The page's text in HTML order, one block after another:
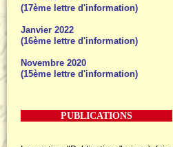
(17ème lettre d'information)
Janvier 2022
(16ème lettre d'information)
Novembre 2020
(15ème lettre d'information)
PUBLICATIONS